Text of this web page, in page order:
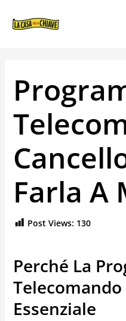
Farla A
Post Views: 130
Perché La
Telecomando
Essenziale
ARTICOLI